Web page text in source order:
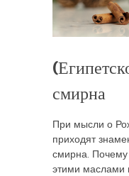
смирна
При мысли о
приходят
смирна. Почему
этими маслами